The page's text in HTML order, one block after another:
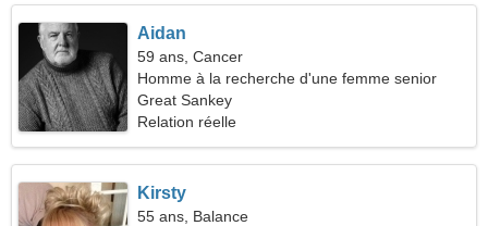
Aidan
59 ans, Cancer
Homme à la recherche d'une femme senior
Great Sankey
Relation réelle
Kirsty
55 ans, Balance